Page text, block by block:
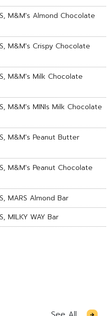
M&M's Almond Chocolate
M&M's Crispy Chocolate
M&M's Milk Chocolate
M&M's MINIs Milk Chocolate
M&M's Peanut Butter
M&M's Peanut Chocolate
MARS Almond Bar
MILKY WAY Bar